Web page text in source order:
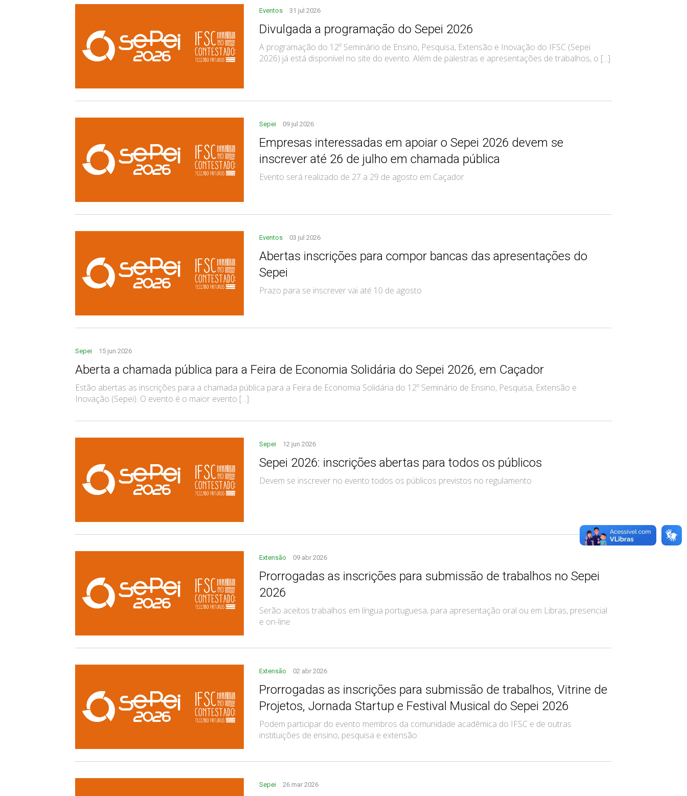
Eventos 31 jul 2026
Divulgada a programação do Sepei 2026
A programação do 12º Seminário de Ensino, Pesquisa, Extensão e Inovação do IFSC (Sepei
2026) já está disponível no site do evento. Além de palestras e apresentações de trabalhos, o [...]
Sepei 09 jul 2026
Empresas interessadas em apoiar o Sepei 2026 devem se
inscrever até 26 de julho em chamada pública
Evento será realizado de 27 a 29 de agosto em Caçador
Eventos 03 jul 2026
Abertas inscrições para compor bancas das apresentações do
Sepei
Prazo para se inscrever vai até 10 de agosto
Sepei 15 jun 2026
Aberta a chamada pública para a Feira de Economia Solidária do Sepei 2026, em Caçador
Estão abertas as inscrições para a chamada pública para a Feira de Economia Solidária do 12º Seminário de Ensino, Pesquisa, Extensão e
Inovação (Sepei). O evento é o maior evento [...]
Sepei 12 jun 2026
Sepei 2026: inscrições abertas para todos os públicos
Devem se inscrever no evento todos os públicos previstos no regulamento
Extensão 09 abr 2026
Prorrogadas as inscrições para submissão de trabalhos no Sepei
2026
Serão aceitos trabalhos em língua portuguesa, para apresentação oral ou em Libras, presencial
e on-line
Extensão 02 abr 2026
Prorrogadas as inscrições para submissão de trabalhos, Vitrine de
Projetos, Jornada Startup e Festival Musical do Sepei 2026
Podem participar do evento membros da comunidade acadêmica do IFSC e de outras
instituições de ensino, pesquisa e extensão
Sepei 26 mar 2026